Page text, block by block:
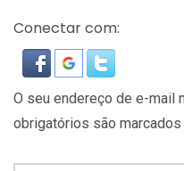
Conectar com:
O seu endereço de e-mail
obrigatórios são marcados